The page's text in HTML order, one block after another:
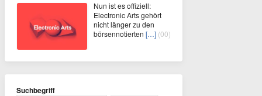
Nun ist es offiziell:
Electronic Arts gehört
nicht länger zu den
börsennotierten […] (00)
Suchbegriff